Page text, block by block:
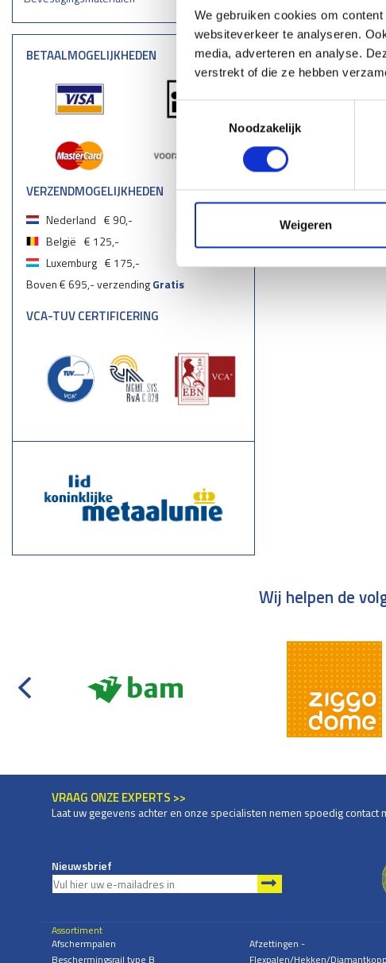
We gebruiken cookies om
websiteverkeer te analyseren.
media, adverteren en analyse.
verstrekt of die ze hebben
Noodzakelijk
Weigeren
BETAALMOGELIJKHEDEN
VERZENDMOGELIJKHEDEN
Nederland € 90,-
België € 125,-
Luxemburg € 175,-
Boven € 695,- verzendingGratis
VCA-TUV CERTIFICERING
Wij helpen de
VRAAG ONZE EXPERTS >>
Laat uw gegevens achter en onze specialisten nemen spoedig contact
Nieuwsbrief
Assortiment
Afschermpalen
Beschermingsrail type B
Afzettingen -
Flexpalen/Hekken/